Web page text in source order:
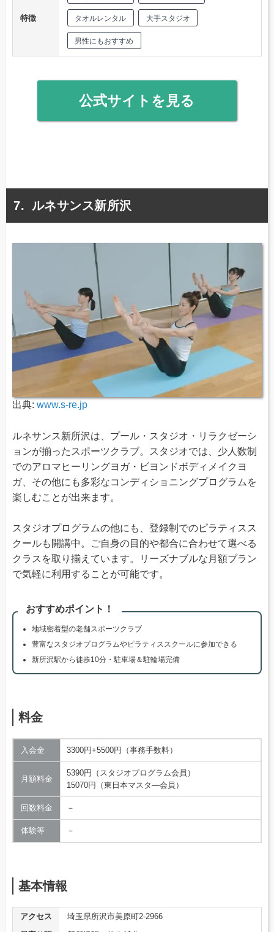
特徴 タオルレンタル 大手スタジオ
男性にもおすすめ
公式サイトを見る
ルネサンス新所沢
出典: www.s-re.jp
ルネサンス新所沢は、プール・スタジオ・リラクゼーシ
ョンが揃ったスポーツクラブ。スタジオでは、少人数制
でのアロマヒーリングヨガ・ビヨンドボディメイクヨ
ガ、その他にも多彩なコンディショニングプログラムを
楽しむことが出来ます。
スタジオプログラムの他にも、登録制でのピラティスス
クールも開講中。ご自身の目的や都合に合わせて選べる
クラスを取り揃えています。リーズナブルな月額プラン
で気軽に利用することが可能です。
おすすめポイント！
地域密着型の老舗スポーツクラブ
豊富なスタジオプログラムやピラティススクールに参加できる
新所沢駅から徒歩10分・駐車場＆駐輪場完備
料金
入会金 3300円+5500円（事務手数料）
月額料金
5390円（スタジオプログラム会員）
15070円（東日本マスタ―会員）
回数料金 －
体験等 －
基本情報
アクセス
埼玉県所沢市美原町2-2966